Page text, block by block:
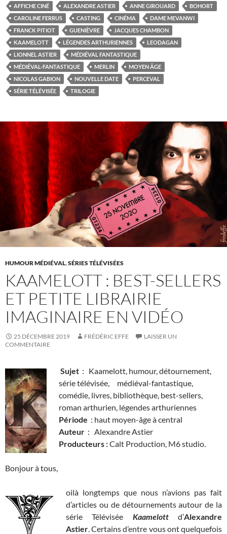
AFFICHE CINÉ ALEXANDRE ASTIER ANNE GIROUARD
BOHORT
CAROLINE FERRUS
CASTING CINÉMA
DAME MEVANWI
FRANCK PITIOT
GUENIÈVRE
JACQUES CHAMBON
KAAMELOTT
LÉGENDES ARTHURIENNES
LEODAGAN
LIONNEL ASTIER
MÉDIÉVAL FANTASTIQUE
MÉDIÉVAL-FANTASTIQUE
MERLIN
MOYEN ÂGE
NICOLAS GABION
NOUVELLE DATE
PERCEVAL
SÉRIE TÉLÉVISÉE
TRILOGIE
HUMOUR MÉDIÉVAL,SÉRIES TÉLÉVISÉES
KAAMELOTT : BEST-SELLERS
ET PETITE LIBRAIRIE
IMAGINAIRE EN VIDÉO
25 DÉCEMBRE 2019 FRÉDÉRIC EFFE
LAISSER UN
COMMENTAIRE
Sujet : Kaamelott, humour, détournement,
série télévisée, médiéval-fantastique,
comédie, livres, bibliothèque, best-sellers,
roman arthurien, légendes arthuriennes
Période : haut moyen-âge à central
Auteur : Alexandre Astier
Producteurs :Calt Production, M6 studio.
Bonjour à tous,
oilà longtemps que nous n’avions pas fait
d’articles ou de détournements autour de la
série Télévisée Kaamelottd’Alexandre
Astier . Certains d’entre vous ont quelquefois